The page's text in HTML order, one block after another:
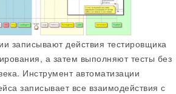
записывают действия тестировщика
а затем выполняют тесты без
Инструмент автоматизации
записывает все взаимодействия с